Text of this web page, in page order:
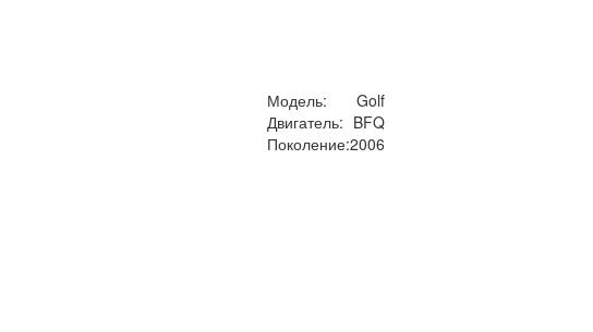
Модель:
Golf
Двигатель: BFQ
Поколение:2006